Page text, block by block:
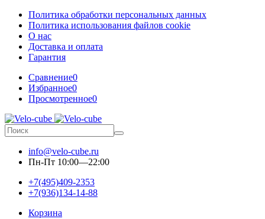
Политика обработки персональных данных
Политика использования файлов cookie
О нас
Доставка и оплата
Гарантия
Сравнение0
Избранное0
Просмотренное0
info@velo-cube.ru
Пн-Пт 10:00—22:00
+7(495)409-2353
+7(936)134-14-88
Корзина